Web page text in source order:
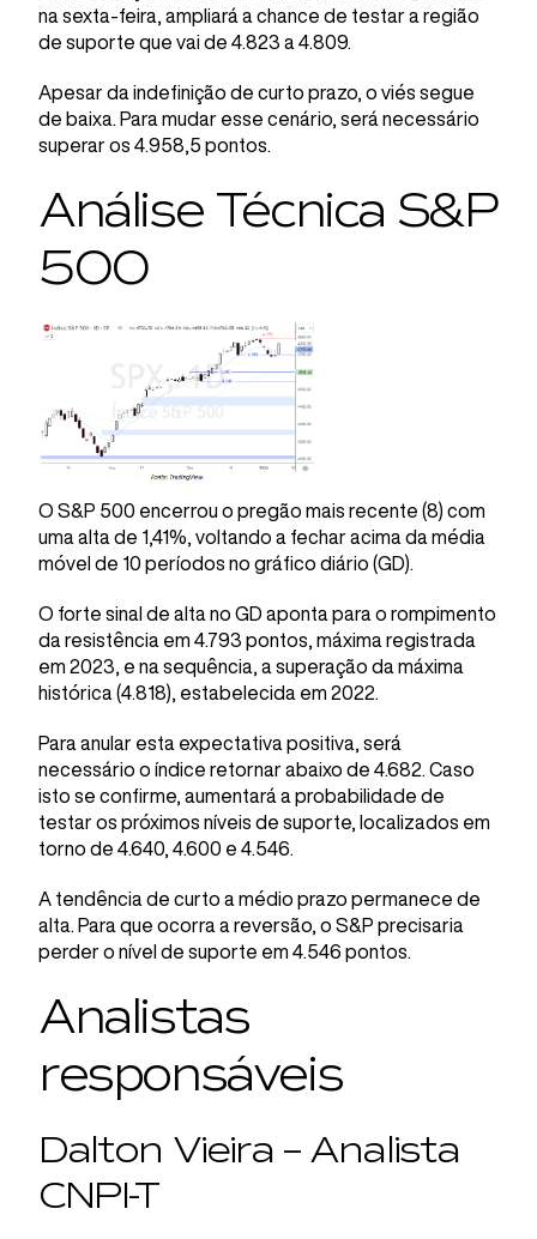
na sexta-feira, ampliará a chance de testar a região
de suporte que vai de 4.823 a 4.809.
Apesar da indefinição de curto prazo, o viés segue
de baixa. Para mudar esse cenário, será necessário
superar os 4.958,5 pontos.
Análise Técnica S&P
500
O S&P 500 encerrou o pregão mais recente (8) com
uma alta de 1,41%, voltando a fechar acima da média
móvel de 10 períodos no gráfico diário (GD).
O forte sinal de alta no GD aponta para o rompimento
da resistência em 4.793 pontos, máxima registrada
em 2023, e na sequência, a superação da máxima
histórica (4.818), estabelecida em 2022.
Para anular esta expectativa positiva, será
necessário o índice retornar abaixo de 4.682. Caso
isto se confirme, aumentará a probabilidade de
testar os próximos níveis de suporte, localizados em
torno de 4.640, 4.600 e 4.546.
A tendência de curto a médio prazo permanece de
alta. Para que ocorra a reversão, o S&P precisaria
perder o nível de suporte em 4.546 pontos.
Analistas
responsáveis
Dalton Vieira – Analista
CNPI-T